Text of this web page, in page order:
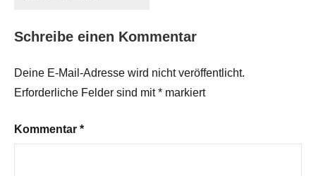
Schreibe einen Kommentar
Deine E-Mail-Adresse wird nicht veröffentlicht.
Erforderliche Felder sind mit* markiert
Kommentar *